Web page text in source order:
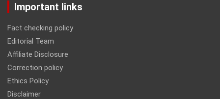
Important links
Fact checking policy
Editorial Team
Affiliate Disclosure
Correction policy
Ethics Policy
Disclaimer